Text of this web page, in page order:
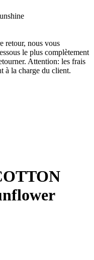
retour, nous vous
le plus complètement
Attention: les frais
à la charge du client.